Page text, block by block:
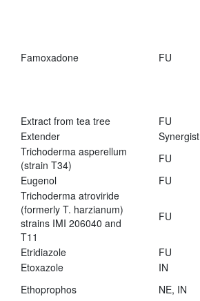
Famoxadone FU
Extract from tea tree
FU
Extender
Synergist
Trichoderma asperellum
(strain T34)
FU
Eugenol
FU
Trichoderma atroviride
(formerly T. harzianum)
strains IMI 206040 and
T11
FU
Etridiazole FU
Etoxazole
IN
Ethoprophos
NE, IN